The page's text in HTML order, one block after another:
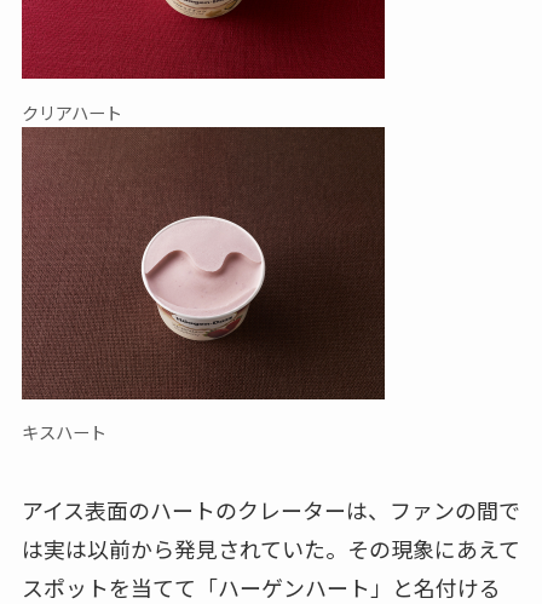
クリアハート
キスハート
アイス表面のハートのクレーターは、ファンの間で
は実は以前から発見されていた。その現象にあえて
スポットを当てて「ハーゲンハート」と名付ける